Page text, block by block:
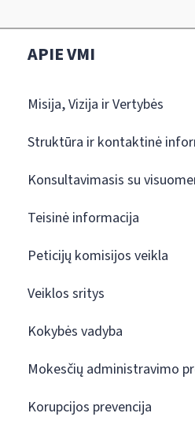
APIE VMI
Misija, Vizija ir Vertybės
Struktūra ir kontaktinė
Konsultavimasis su
Teisinė informacija
Peticijų komisijos veikla
Veiklos sritys
Kokybės vadyba
Mokesčių administravimo
Korupcijos prevencija